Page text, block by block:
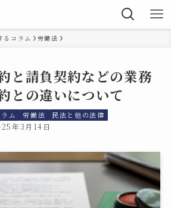
るコラム 労働法
と請負契約などの業務
との違いについて
ム 労働法 民法と他の法律
年3月14日